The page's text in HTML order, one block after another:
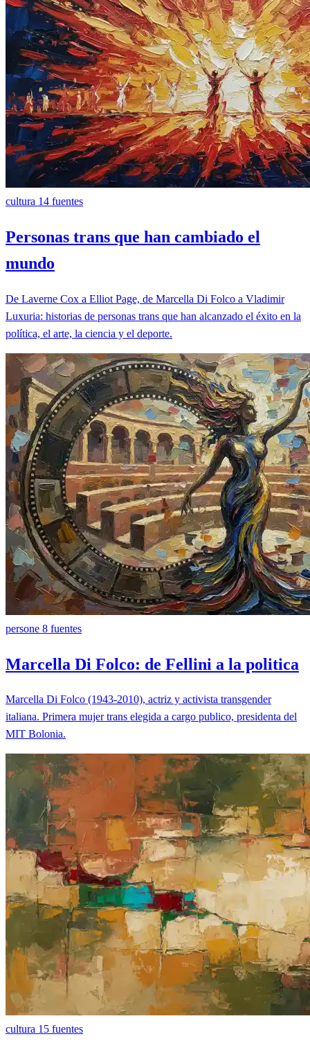
cultura 14 fuentes
Personas trans que han cambiado el
mundo
De Laverne Cox a Elliot Page, de Marcella Di Folco a Vladimir
Luxuria: historias de personas trans que han alcanzado el éxito en la
política, el arte, la ciencia y el deporte.
persone 8 fuentes
Marcella Di Folco: de Fellini a la politica
Marcella Di Folco (1943-2010), actriz y activista transgender
italiana. Primera mujer trans elegida a cargo publico, presidenta del
MIT Bolonia.
cultura 15 fuentes